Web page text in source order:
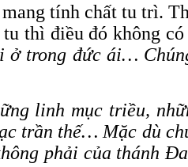
tính chất tu trì.
thì điều đó không
ở trong đức ái…
linh mục triều,
trần thế… Mặc dù
phải của thánh